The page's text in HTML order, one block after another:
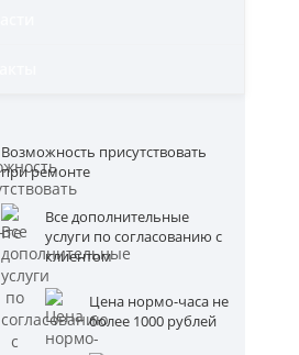
Возможность присутствовать
при ремонте
Все дополнительные
услуги по согласованию с
клиентом
Цена нормо-часа не
более 1000 рублей